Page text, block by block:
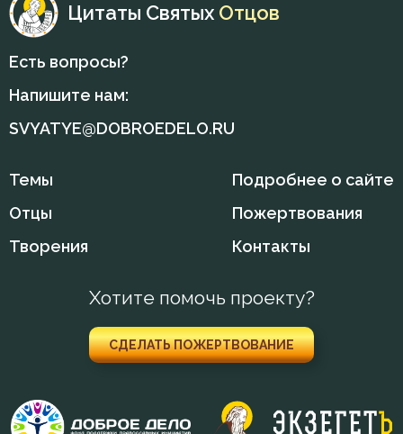
Цитаты Святых Отцов
Есть вопросы?
Напишите нам:
SVYATYE@DOBROEDELO.RU
Темы
Отцы
Творения
Подробнее о сайте
Пожертвования
Контакты
Хотите помочь проекту?
СДЕЛАТЬ ПОЖЕРТВОВАНИЕ